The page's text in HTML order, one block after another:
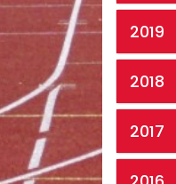
2019
2018
2017